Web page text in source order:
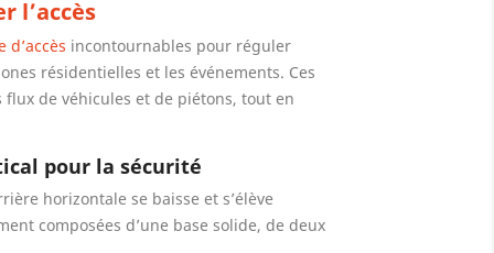
l’accès
incontournables pour réguler
résidentielles et les événements. Ces
de véhicules et de piétons, tout en
pour la sécurité
horizontale se baisse et s’élève
composées d’une base solide, de deux